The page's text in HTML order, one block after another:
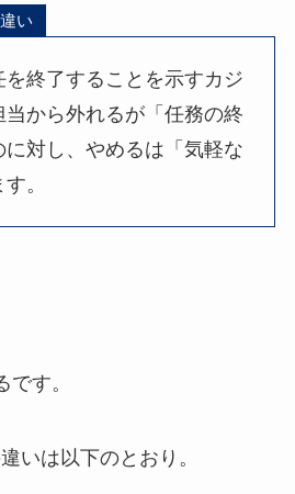
い
終了することを示すカジ
当から外れるが「任務の終
対し、やめるは「気軽な
。
す。
いは以下のとおり。